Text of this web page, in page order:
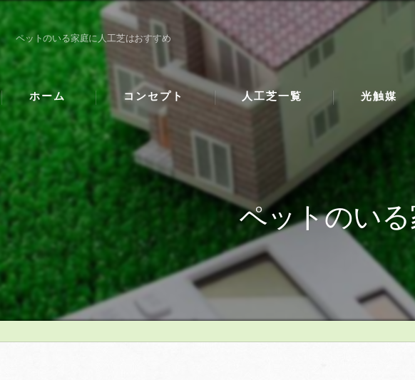
ペットのいる家庭に人工芝はおすすめ
ホーム コンセプト 人工芝一覧 光触媒
ペットのい